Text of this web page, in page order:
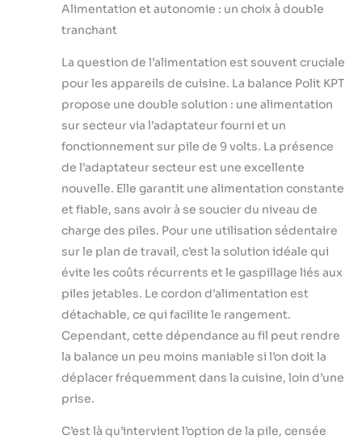
Alimentation et autonomie : un choix à double
tranchant
La question de l’alimentation est souvent cruciale
pour les appareils de cuisine. La balance Polit KPT
propose une double solution : une alimentation
sur secteur via l’adaptateur fourni et un
fonctionnement sur pile de 9 volts. La présence
de l’adaptateur secteur est une excellente
nouvelle. Elle garantit une alimentation constante
et fiable, sans avoir à se soucier du niveau de
charge des piles. Pour une utilisation sédentaire
sur le plan de travail, c’est la solution idéale qui
évite les coûts récurrents et le gaspillage liés aux
piles jetables. Le cordon d’alimentation est
détachable, ce qui facilite le rangement.
Cependant, cette dépendance au fil peut rendre
la balance un peu moins maniable si l’on doit la
déplacer fréquemment dans la cuisine, loin d’une
prise.
C’est là qu’intervient l’option de la pile, censée